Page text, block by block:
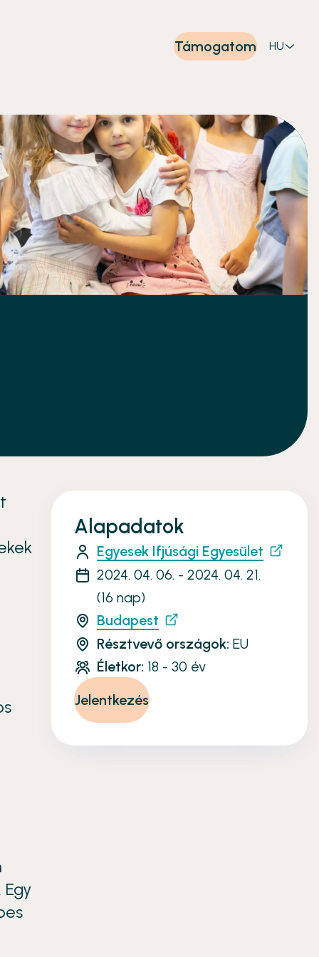
Támogatom HU
Alapadatok
Egyesek Ifjúsági Egyesület
2024. 04. 06. - 2024. 04. 21.
(16 nap)
Budapest
Résztvevő országok: EU
Életkor: 18 - 30 év
Jelentkezés